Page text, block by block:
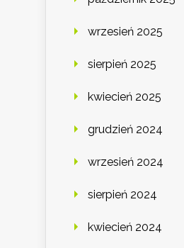
wrzesień 2025
sierpień 2025
kwiecień 2025
grudzień 2024
wrzesień 2024
sierpień 2024
kwiecień 2024